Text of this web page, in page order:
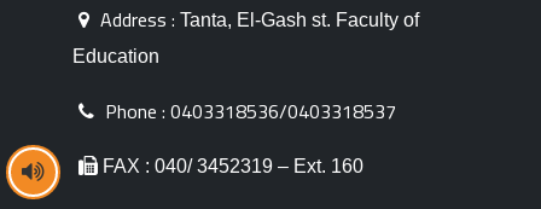
Address : Tanta, El-Gash st. Faculty of
Education
Phone :0403318536/0403318537
FAX : 040/ 3452319 – Ext. 160